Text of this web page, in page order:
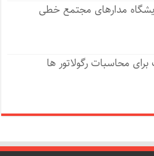
مدارهای مجتمع خطی
محاسبات رگولاتور ها